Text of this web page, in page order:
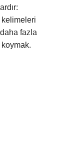
fazla
koymak.